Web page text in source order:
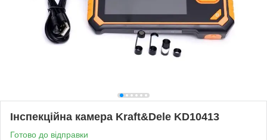
Інспекційна камера Kraft&Dele KD10413
Готово до відправки